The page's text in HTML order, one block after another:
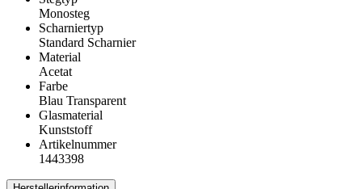
Monosteg
Scharniertyp
Standard Scharnier
Material
Acetat
Farbe
Blau Transparent
Glasmaterial
Kunststoff
Artikelnummer
1443398